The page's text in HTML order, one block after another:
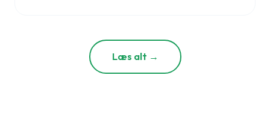
samtykke, hvordan Kontoret for
Privatlivskommissæren har fortolket disse krav over
tid, og hvordan regimet interagerer med Quebecs
Læs alt →